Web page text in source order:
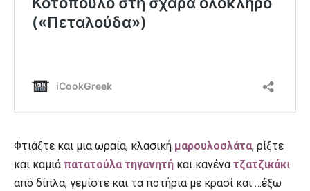
Φτιάξτε και μια ωραία, κλασική μαρουλοσλάτα, ρίξτε
και καμιά πατατούλα τηγανητή και κανένα τζατζικάκι
από δίπλα, γεμίστε και τα ποτήρια με κρασί και …έξω